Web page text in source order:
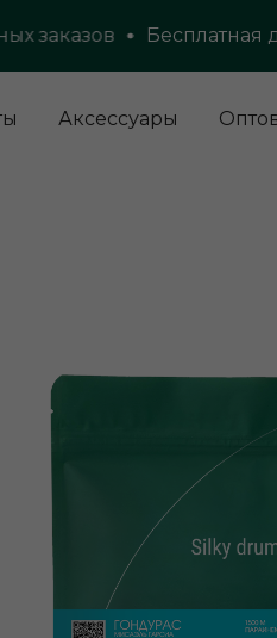
Бесплатная
Аксессуары